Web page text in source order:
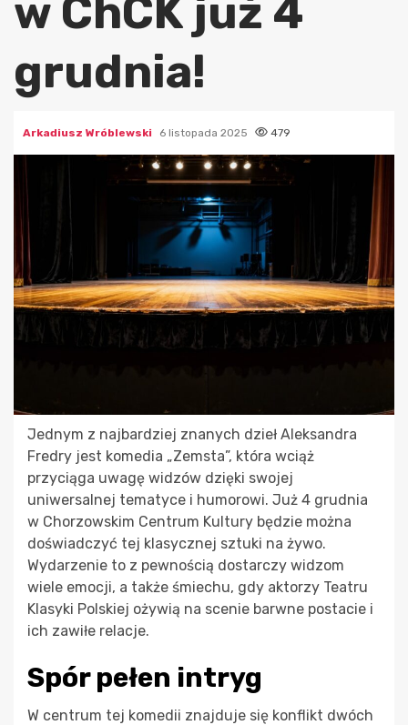
w ChCK już 4
grudnia!
Arkadiusz Wróblewski 6 listopada 2025 479
Jednym z najbardziej znanych dzieł Aleksandra
Fredry jest komedia „Zemsta”, która wciąż
przyciąga uwagę widzów dzięki swojej
uniwersalnej tematyce i humorowi. Już 4 grudnia
w Chorzowskim Centrum Kultury będzie można
doświadczyć tej klasycznej sztuki na żywo.
Wydarzenie to z pewnością dostarczy widzom
wiele emocji, a także śmiechu, gdy aktorzy Teatru
Klasyki Polskiej ożywią na scenie barwne postacie i
ich zawiłe relacje.
Spór pełen intryg
W centrum tej komedii znajduje się konflikt dwóch